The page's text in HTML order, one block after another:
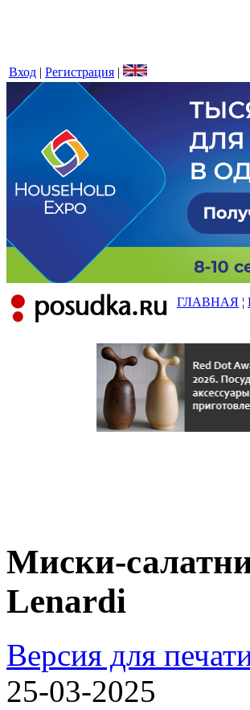
Вход | Регистрация |
ГЛАВНАЯ ¦
Миски-
Lenardi
Версия для
25-03-2025